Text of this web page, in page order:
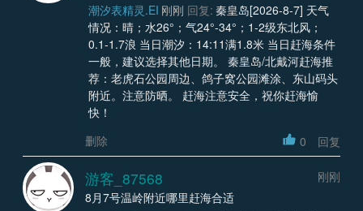
潮汐表精灵.EI 刚刚 回复: 秦皇岛[2026-8-7] 天气
情况：晴；水26°；气24°-34°；1-2级东北风；
0.1-1.7浪 当日潮汐：14:11满1.8米 当日赶海条件
一般，建议选择其他日期。 秦皇岛/北戴河赶海推
荐：老虎石公园周边、鸽子窝公园滩涂、东山码头
附近。注意防晒。 赶海注意安全，祝你赶海愉
快！
删除
0 回复
游客_87568
刚刚
8月7号温岭附近哪里赶海合适